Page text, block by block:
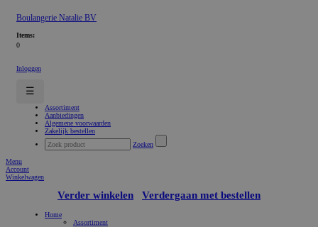
Boulangerie Natalie BV
Items:
0
Inloggen
☰
Assortiment
Aanbiedingen
Algemene voorwaarden
Zakelijk bestellen
Zoeken
Menu
Account
Winkelwagen
Verder winkelen Verdergaan met bestellen
Home
Assortiment